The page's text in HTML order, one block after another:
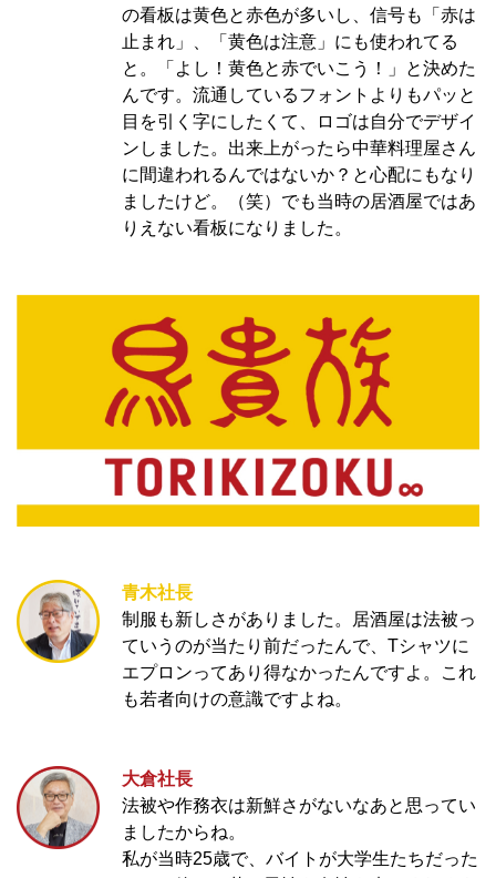
の看板は黄色と赤色が多いし、信号も「赤は
止まれ」、「黄色は注意」にも使われてる
と。「よし！黄色と赤でいこう！」と決めた
んです。流通しているフォントよりもパッと
目を引く字にしたくて、ロゴは自分でデザイ
ンしました。出来上がったら中華料理屋さん
に間違われるんではないか？と心配にもなり
ましたけど。（笑）でも当時の居酒屋ではあ
りえない看板になりました。
青木社長
制服も新しさがありました。居酒屋は法被っ
ていうのが当たり前だったんで、Тシャツに
エプロンってあり得なかったんですよ。これ
も若者向けの意識ですよね。
大倉社長
法被や作務衣は新鮮さがないなあと思ってい
ましたからね。
私が当時25歳で、バイトが大学生たちだった